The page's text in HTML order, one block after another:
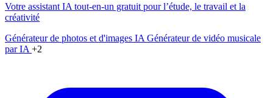
Votre assistant IA tout-en-un gratuit pour l’étude, le travail et la
créativité
Générateur de photos et d'images IA Générateur de vidéo musicale
par IA +2